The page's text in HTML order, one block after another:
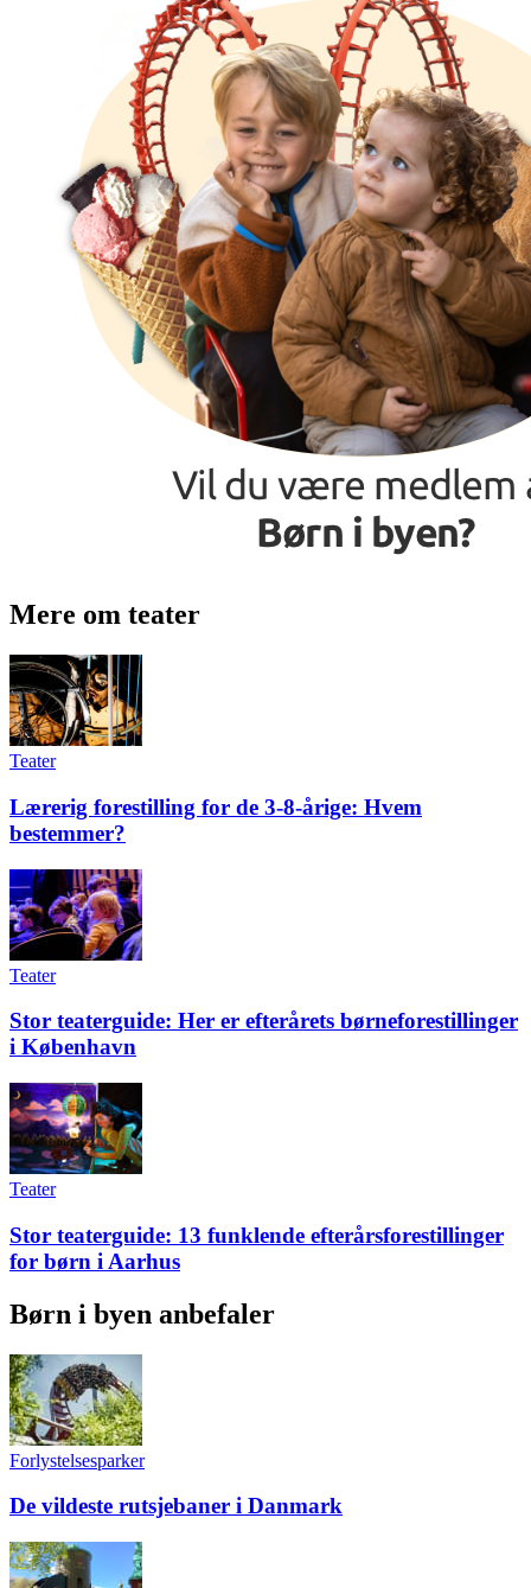
Mere om teater
Teater
Lærerig forestilling for de 3-8-årige: Hvem
bestemmer?
Teater
Stor teaterguide: Her er efterårets børneforestillinger
i København
Teater
Stor teaterguide: 13 funklende efterårsforestillinger
for børn i Aarhus
Børn i byen anbefaler
Forlystelsesparker
De vildeste rutsjebaner i Danmark